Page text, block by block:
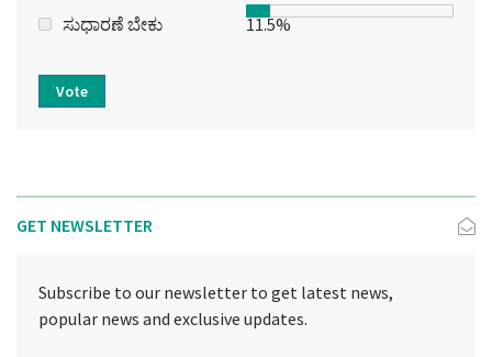
ಸುಧಾರಣೆ ಬೇಕು 11.5%
Vote
GET NEWSLETTER
Subscribe to our newsletter to get latest news,
popular news and exclusive updates.